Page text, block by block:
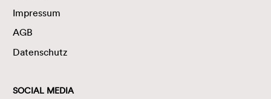
Impressum
AGB
Datenschutz
SOCIAL MEDIA